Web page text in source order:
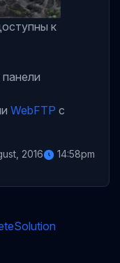
к
WebFTP с
2016 14:58pm